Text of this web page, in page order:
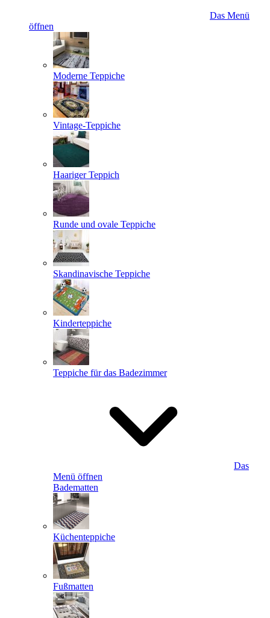
Das Menü
öffnen
Moderne Teppiche
Vintage-Teppiche
Haariger Teppich
Runde und ovale Teppiche
Skandinavische Teppiche
Kinderteppiche
Teppiche für das Badezimmer
Das
Menü öffnen
Badematten
Küchenteppiche
Fußmatten